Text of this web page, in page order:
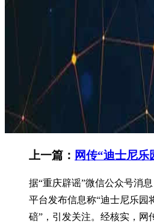
上一篇： 网传“迪士尼
据“重庆辟谣”微信公众号消
平台发布信息称“迪士尼乐园
碚”，引发关注。经核实，网